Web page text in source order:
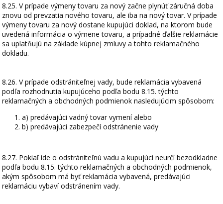
8.25. V prípade výmeny tovaru za nový začne plynúť záručná doba
znovu od prevzatia nového tovaru, ale iba na nový tovar. V prípade
výmeny tovaru za nový dostane kupujúci doklad, na ktorom bude
uvedená informácia o výmene tovaru, a prípadné ďalšie reklamácie
sa uplatňujú na základe kúpnej zmluvy a tohto reklamačného
dokladu.
8.26. V prípade odstrániteľnej vady, bude reklamácia vybavená
podľa rozhodnutia kupujúceho podľa bodu 8.15. týchto
reklamačných a obchodných podmienok nasledujúcim spôsobom:
a) predávajúci vadný tovar vymení alebo
b) predávajúci zabezpečí odstránenie vady
8.27. Pokiaľ ide o odstrániteľnú vadu a kupujúci neurčí bezodkladne
podľa bodu 8.15. týchto reklamačných a obchodných podmienok,
akým spôsobom má byť reklamácia vybavená, predávajúci
reklamáciu vybaví odstránením vady.